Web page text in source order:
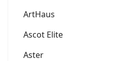
ArtHaus
Ascot Elite
Aster